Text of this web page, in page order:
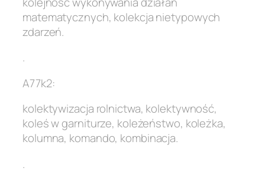
matematycznych, kolekcja nietypowych
zdarzeń.
.
A77k2:
kolektywizacja rolnictwa, kolektywność,
koleś w garniturze, koleżeństwo, koleżka,
kolumna, komando, kombinacja.
.